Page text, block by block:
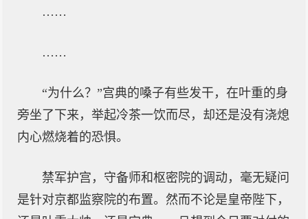
……
……
“为什么？”宫典的嗓子有些发干，在叶重的身
旁坐了下来，举起冷茶一饮而尽，却还是没有浇熄
内心燃烧着的恐惧。
禁军护宫，守备师和枢密院的调动，毫无疑问
是针对京都监察院的布置。然而不论是皇帝陛下，